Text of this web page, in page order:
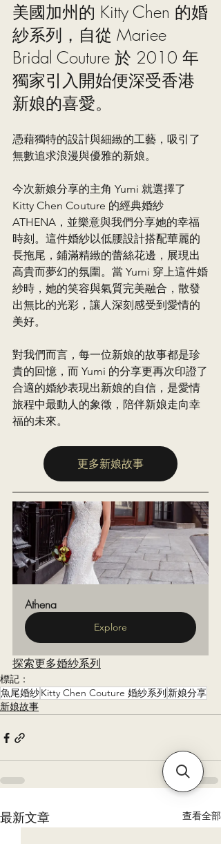
美國加州的 Kitty Chen 的婚
紗系列，自從 Mariee
Bridal Couture 於 2010 年
獨家引入開始便深受香港
新娘的喜愛。
憑藉獨特的設計與細緻的工藝，吸引了
無數追求浪漫與優雅的新娘。
今次新娘分享的主角 Yumi 就選擇了
Kitty Chen Couture 的經典婚紗
ATHENA，並樂意與我們分享她的幸福
時刻。這件婚紗以低腰設計搭配華麗的
長拖尾，鋪滿精緻的蕾絲花邊，展現出
高貴而夢幻的氛圍。當 Yumi 穿上這件婚
紗時，她的笑容與氣質完美融合，散發
出無比的光彩，讓人深刻感受到愛情的
美好。
對我們而言，每一位新娘的故事都是珍
貴的回憶，而 Yumi 的分享更再次印證了
合適的婚紗表現出新娘的自信，是愛情
旅程中最動人的象徵，陪伴新娘走向幸
福的未來。
更多新娘故事
Athena
Explore
探索更多婚紗系列
標記：
魚尾婚紗Kitty Chen Couture 婚紗系列 新娘分享
新娘故事
最新文章 查看全部